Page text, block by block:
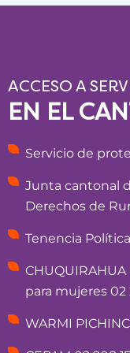
ACCESO A
EN EL
Servicio de
Junta cantonal
Derechos de
Tenencia
para mujeres 02
WARMI